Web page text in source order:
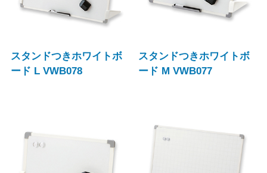
スタンドつきホワイトボ
ード L VWB078
スタンドつきホワイトボ
ード M VWB077